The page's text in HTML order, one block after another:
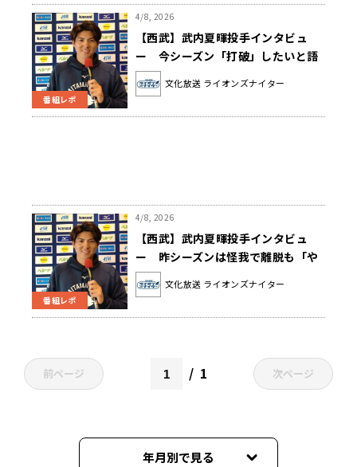
番組レポ
4/8, 2026
【西武】武内夏暉投手インタビュ
ー 今シーズン「打破」したいと語
った意外なこととは？
文化放送 ライオンズナイター
番組レポ
4/8, 2026
【西武】武内夏暉投手インタビュ
ー 昨シーズンは怪我で離脱も「や
り返すつもりで」
文化放送 ライオンズナイター
前ページ 1 次ページ
年月別で見る